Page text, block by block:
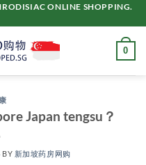
ONLINE SHOPPING.
0
Japan tengsu？
BY 新加坡药房网购